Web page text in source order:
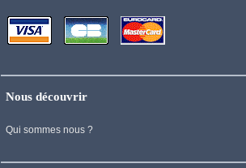
Nous découvrir
Qui sommes nous ?